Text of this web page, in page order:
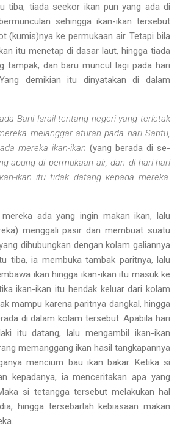
tiba, tiada seekor ikan pun yang ada di
se­hingga ikan-ikan tersebut
(kumis)nya ke per­mukaan air. Tetapi bila
itu menetap di dasar laut, hingga tiada
tampak, dan baru muncul lagi pada hari
demikian itu dinyatakan di dalam
Bani Israil tentang negeri yang terletak
melanggar aturan pada hari Sabtu,
mereka ikan-ikan (yang berada di se­
apung di permukaan air, dan di hari-hari
ikan itu tidak datang kepada mereka.
ada yang ingin makan ikan, lalu
menggali pasir dan membuat suatu
dihubungkan dengan kolam galiannya
tiba, ia membuka tambak paritnya, lalu
ikan hingga ikan-ikan itu masuk ke
ikan-ikan itu hendak keluar dari kolam
mam­pu karena paritnya dangkal, hingga
di da­lam kolam tersebut. Apabila hari
itu datang, lalu mengambil ikan-ikan
memanggang ikan hasil tangkapannya
mencium bau ikan ba­kar. Ketika si
kepadanya, ia menceritakan apa yang
si tetangga tersebut melakukan hal
hingga tersebarlah kebiasaan makan